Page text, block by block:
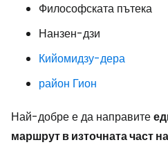
Философската пътека
Нанзен-дзи
Кийомидзу-дера
район Гион
Най-добре е да направите
маршрут в източната част